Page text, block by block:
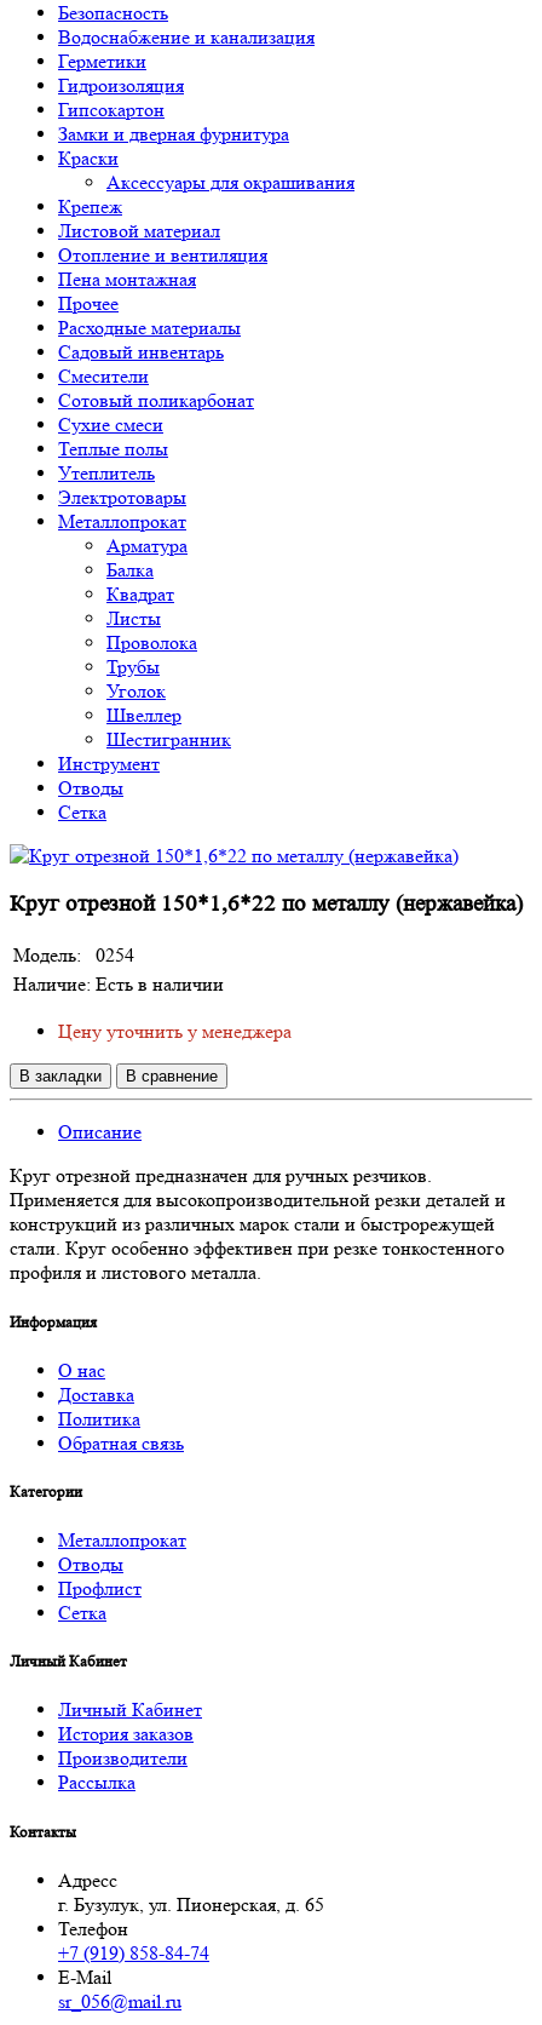
Безопасность
Водоснабжение и канализация
Герметики
Гидроизоляция
Гипсокартон
Замки и дверная фурнитура
Краски
Аксессуары для окрашивания
Крепеж
Листовой материал
Отопление и вентиляция
Пена монтажная
Прочее
Расходные материалы
Садовый инвентарь
Смесители
Сотовый поликарбонат
Сухие смеси
Теплые полы
Утеплитель
Электротовары
Металлопрокат
Арматура
Балка
Квадрат
Листы
Проволока
Трубы
Уголок
Швеллер
Шестигранник
Инструмент
Отводы
Сетка
Круг отрезной 150*1,6*22 по металлу (нержавейка)
Модель:
0254
Наличие: Есть в наличии
Цену уточнить у менеджера
В закладки В сравнение
Описание
Круг отрезной предназначен для ручных резчиков.
Применяется для высокопроизводительной резки деталей и
конструкций из различных марок стали и быстрорежущей
стали. Круг особенно эффективен при резке тонкостенного
профиля и листового металла.
Информация
О нас
Доставка
Политика
Обратная связь
Категории
Металлопрокат
Отводы
Профлист
Сетка
Личный Кабинет
Личный Кабинет
История заказов
Производители
Рассылка
Контакты
Адресс
г. Бузулук, ул. Пионерская, д. 65
Телефон
+7 (919) 858-84-74
E-Mail
sr_056@mail.ru